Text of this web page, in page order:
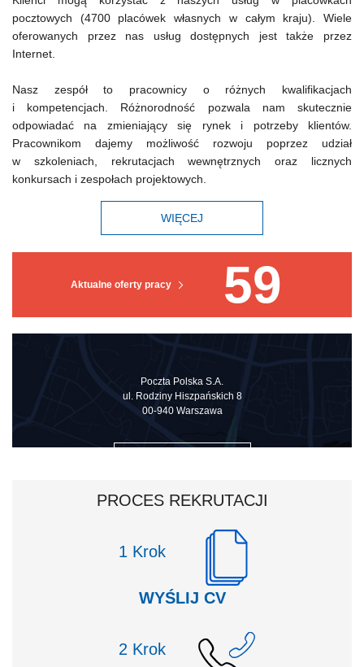
Aktualne oferty pracy 59
Poczta Polska S.A.
ul. Rodziny Hiszpańskich 8
00-940 Warszawa
pocztowych (4700 placówek własnych w całym kraju). Wiele
oferowanych przez nas usług dostępnych jest także przez
Internet.
Nasz zespół to pracownicy o różnych kwalifikacjach
i kompetencjach. Różnorodność pozwala nam skutecznie
odpowiadać na zmieniający się rynek i potrzeby klientów.
Pracownikom dajemy możliwość rozwoju poprzez udział
w szkoleniach, rekrutacjach wewnętrznych oraz licznych
konkursach i zespołach projektowych.
WIĘCEJ
PROCES REKRUTACJI
Krok
WYŚLIJ CV
Krok